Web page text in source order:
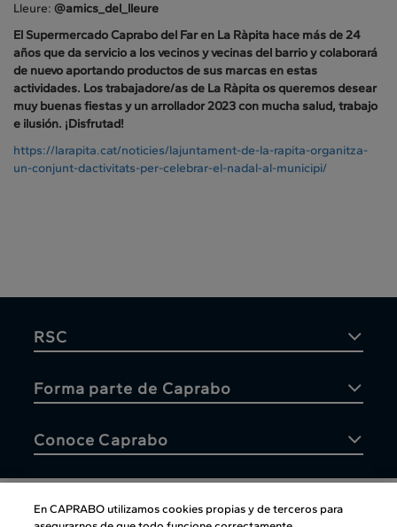
Lleure: @amics_del_lleure
El Supermercado Caprabo del Far en La Ràpita hace más de 24
años que da servicio a los vecinos y vecinas del barrio y colaborará
de nuevo aportando productos de sus marcas en estas
actividades. Los trabajadore/as de La Ràpita os queremos desear
muy buenas fiestas y un arrollador 2023 con mucha salud, trabajo
e ilusión. ¡Disfrutad!
https://larapita.cat/noticies/lajuntament-de-la-rapita-organitza-
un-conjunt-dactivitats-per-celebrar-el-nadal-al-municipi/
RSC
Forma parte de Caprabo
Conoce Caprabo
En CAPRABO utilizamos cookies propias y de terceros para